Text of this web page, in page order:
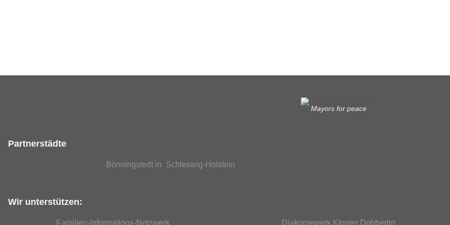
Mayors for peace
Partnerstädte
Bönningstedt in Schleswig-Holstein
Wir unterstützen:
Familien-Informations-Netzwerk Diakoniewerk Kloster Dobbertin